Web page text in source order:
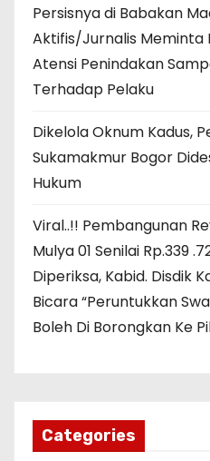
Persisnya di Babakan
Aktifis/Jurnalis Meminta
Atensi Penindakan
Terhadap Pelaku
Dikelola Oknum Kadus,
Sukamakmur Bogor
Hukum
Viral..!! Pembangunan
Mulya 01 Senilai Rp.339
Diperiksa, Kabid. Disdik
Bicara “Peruntukkan
Boleh Di Borongkan Ke
Categories